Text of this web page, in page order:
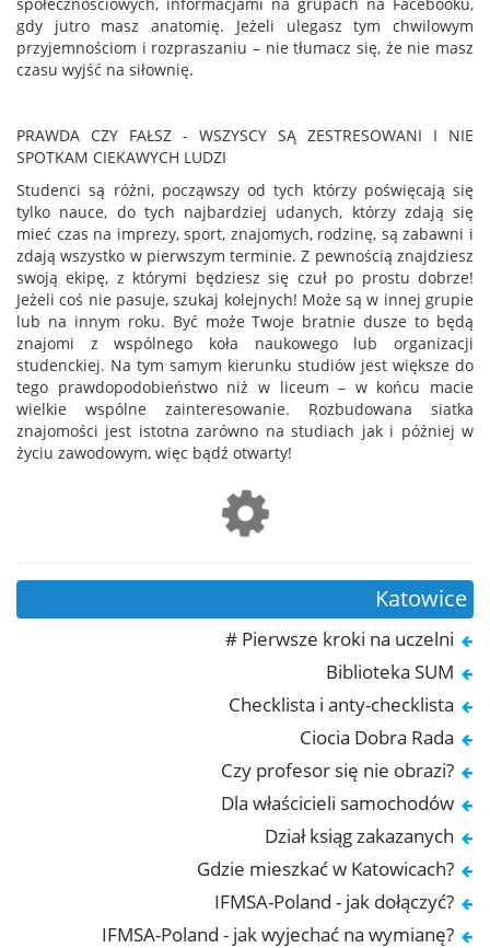
gdy jutro masz anatomię. Jeżeli ulegasz tym chwilowym
przyjemnościom i rozpraszaniu – nie tłumacz się, że nie masz
czasu wyjść na siłownię.
PRAWDA CZY FAŁSZ - WSZYSCY SĄ ZESTRESOWANI I NIE
SPOTKAM CIEKAWYCH LUDZI
Studenci są różni, począwszy od tych którzy poświęcają się
tylko nauce, do tych najbardziej udanych, którzy zdają się
mieć czas na imprezy, sport, znajomych, rodzinę, są zabawni i
zdają wszystko w pierwszym terminie. Z pewnością znajdziesz
swoją ekipę, z którymi będziesz się czuł po prostu dobrze!
Jeżeli coś nie pasuje, szukaj kolejnych! Może są w innej grupie
lub na innym roku. Być może Twoje bratnie dusze to będą
znajomi z wspólnego koła naukowego lub organizacji
studenckiej. Na tym samym kierunku studiów jest większe do
tego prawdopodobieństwo niż w liceum – w końcu macie
wielkie wspólne zainteresowanie. Rozbudowana siatka
znajomości jest istotna zarówno na studiach jak i później w
życiu zawodowym, więc bądź otwarty!
Katowice
# Pierwsze kroki na uczelni
Biblioteka SUM
Checklista i anty-checklista
Ciocia Dobra Rada
Czy profesor się nie obrazi?
Dla właścicieli samochodów
Dział ksiąg zakazanych
Gdzie mieszkać w Katowicach?
IFMSA-Poland - jak dołączyć?
IFMSA-Poland - jak wyjechać na wymianę?